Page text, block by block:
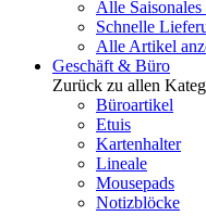
Alle Saisonales
Schnelle
Alle Artikel
Geschäft & Büro
Zurück zu allen
Büroartikel
Etuis
Kartenhalter
Lineale
Mousepads
Notizblöcke